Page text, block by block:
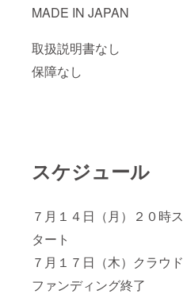
MADE IN JAPAN
取扱説明書なし
保障なし
スケジュール
７月１４日（月）２０時ス
タート
７月１７日（木）クラウド
ファンディング終了